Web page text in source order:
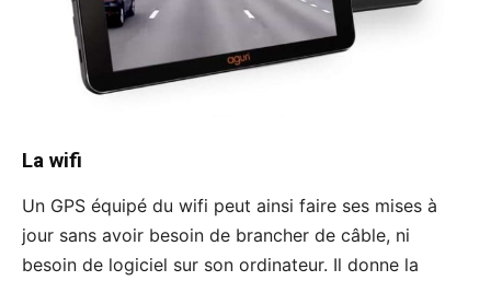
La wifi
Un GPS équipé du wifi peut ainsi faire ses mises à
jour sans avoir besoin de brancher de câble, ni
besoin de logiciel sur son ordinateur. Il donne la